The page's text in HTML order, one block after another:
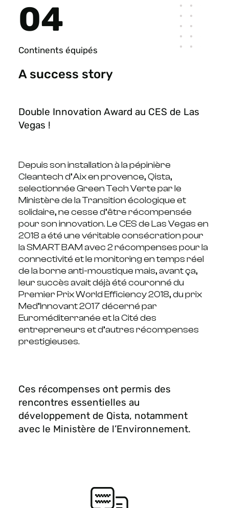
04
Continents équipés
A success story
Double Innovation Award au CES de Las
Vegas !
Depuis son installation à la pépinière
Cleantech d’Aix en provence, Qista,
selectionnée Green Tech Verte par le
Ministère de la Transition écologique et
solidaire, ne cesse d’être récompensée
pour son innovation. Le CES de Las Vegas en
2018 a été une véritable consécration pour
la SMART BAM avec 2 récompenses pour la
connectivité et le monitoring en temps réel
de la borne anti-moustique mais, avant ça,
leur succès avait déjà été couronné du
Premier Prix World Efficiency 2018, du prix
Med’Innovant 2017 décerné par
Euroméditerranée et la Cité des
entrepreneurs et d’autres récompenses
prestigieuses.
Ces récompenses ont permis des
rencontres essentielles au
développement de Qista, notamment
avec le Ministère de l’Environnement.